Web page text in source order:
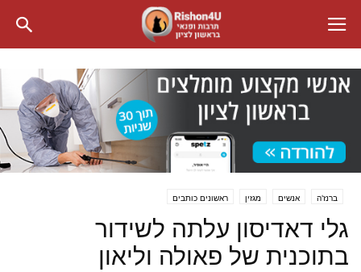
ברנז'ה אנשים מגזין ראשונים כותבים
גלי דאדיסון עלתה לשידור
בתוכנית של פאולה וליאון